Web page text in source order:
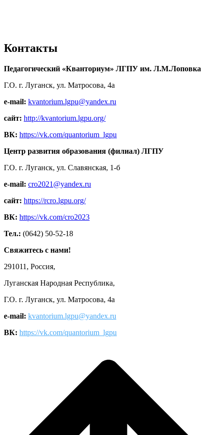
Контакты
Педагогический «Кванториум» ЛГПУ им. Л.М.Лоповка
Г.О. г. Луганск, ул. Матросова, 4а
e-mail: kvantorium.lgpu@yandex.ru
сайт: http://kvantorium.lgpu.org/
ВК: https://vk.com/quantorium_lgpu
Центр развития образования (филиал) ЛГПУ
Г.О. г. Луганск, ул. Славянская, 1-б
e-mail: cro2021@yandex.ru
сайт: https://rcro.lgpu.org/
ВК: https://vk.com/cro2023
Тел.: (0642) 50-52-18
Свяжитесь с нами!
291011, Россия,
Луганская Народная Республика,
Г.О. г. Луганск, ул. Матросова, 4а
e-mail: kvantorium.lgpu@yandex.ru
ВК: https://vk.com/quantorium_lgpu